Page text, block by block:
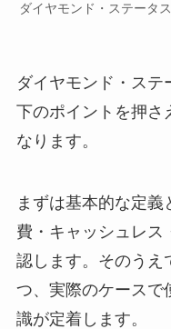
ダイヤモンド・ステータ
ダイヤモンド・ステ
下のポイントを押さ
なります。
まずは基本的な定
費・キャッシュレス
認します。そのうえ
つ、実際のケースで
識が定着します。